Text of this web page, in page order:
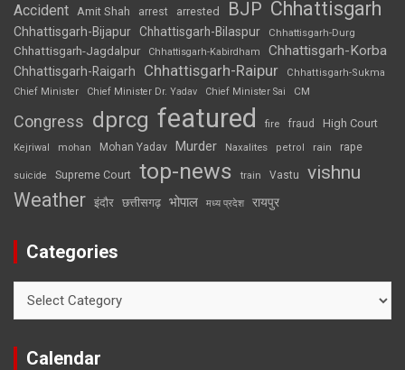
Accident Amit Shah arrest arrested BJP Chhattisgarh
Chhattisgarh-Bijapur Chhattisgarh-Bilaspur Chhattisgarh-Durg
Chhattisgarh-Jagdalpur Chhattisgarh-Kabirdham Chhattisgarh-Korba
Chhattisgarh-Raigarh Chhattisgarh-Raipur
Chhattisgarh-Sukma
Chief Minister
Chief Minister Dr. Yadav Chief Minister Sai CM
Congress dprcg featured fire fraud High Court
Kejriwal mohan Mohan Yadav Murder Naxalites petrol rain rape
suicide Supreme Court top-news train Vastu vishnu
Weather इंदौर छत्तीसगढ़ भोपाल मध्य प्रदेश रायपुर
Categories
Calendar